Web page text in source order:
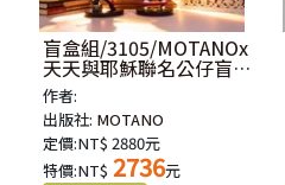
盲盒組/3105/MOTANOx
天天與耶穌聯名公仔盲盒
組(6入)
作者:
出版社: MOTANO
定價:NT$ 2880元
特價:NT$ 2736元